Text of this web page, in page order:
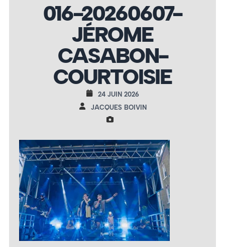
016-20260607-
JÉROME
CASABON-
COURTOISIE
24 JUIN 2026
JACQUES BOIVIN